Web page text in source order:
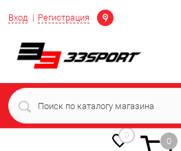
Вход Регистрация
Определение
0
0